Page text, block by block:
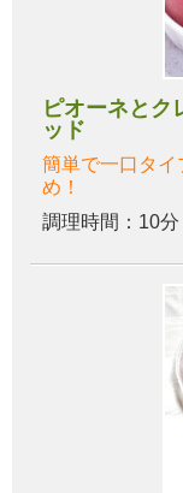
ピオーネとク
ッド
簡単で一口タイ
め！
調理時間：10分